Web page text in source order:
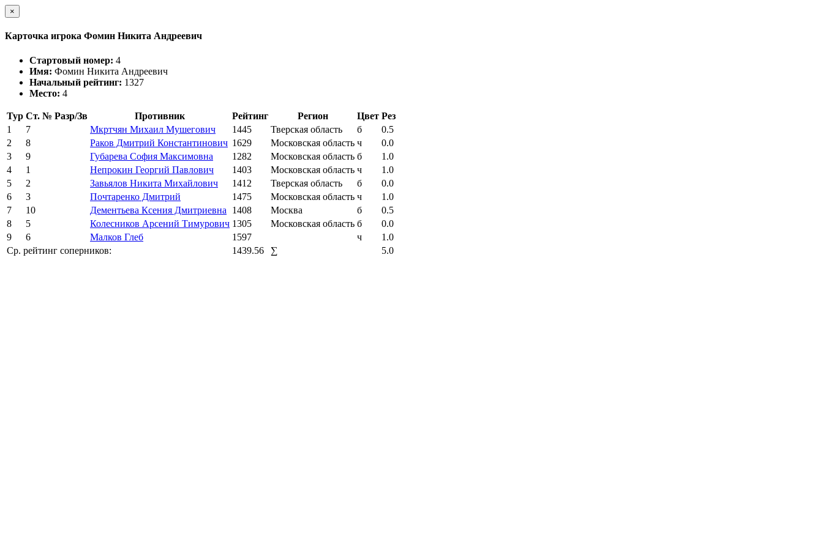
×
Карточка игрока Фомин Никита Андреевич
Стартовый номер: 4
Имя: Фомин Никита Андреевич
Начальный рейтинг: 1327
Место: 4
Тур Ст. № Разр/Зв Противник Рейтинг Регион Цвет Рез
1
7 Мкртчян Михаил Мушегович 1445 Тверская область б
0.5
2
8 Раков Дмитрий Константинович 1629 Московская область ч
0.0
3
9 Губарева София Максимовна 1282 Московская область б
1.0
4
1 Непрокин Георгий Павлович 1403 Московская область ч
1.0
5
2 Завьялов Никита Михайлович 1412 Тверская область б
0.0
6
3 Почтаренко Дмитрий 1475 Московская область ч
1.0
7
10 Дементьева Ксения Дмитриевна 1408 Москва б
0.5
8
5 Колесников Арсений Тимурович 1305 Московская область б
0.0
9
6 Малков Глеб 1597 ч
1.0
Ср. рейтинг соперников:
1439.56 ∑ 5.0